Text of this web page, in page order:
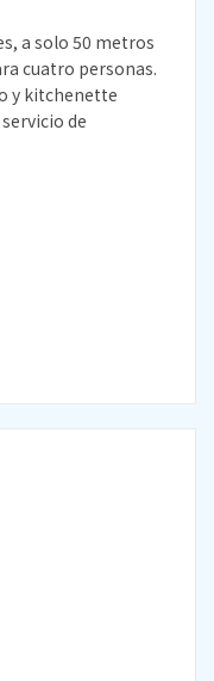
a solo 50 metros
cuatro personas.
y kitchenette
de